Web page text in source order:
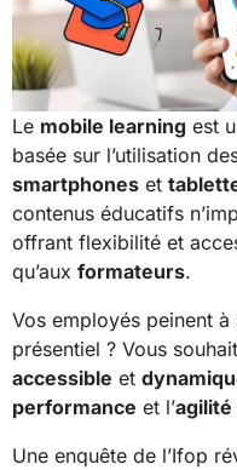
Le mobile learning est
basée sur l’utilisation
smartphones et
contenus éducatifs
offrant flexibilité et
qu’aux formateurs.
Vos employés peinent
présentiel ? Vous
accessible et
performance et l’agilité
Une enquête de l’Ifop